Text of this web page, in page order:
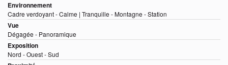
Environnement
Cadre verdoyant - Calme | Tranquille - Montagne - Station
Vue
Dégagée - Panoramique
Exposition
Nord - Ouest - Sud